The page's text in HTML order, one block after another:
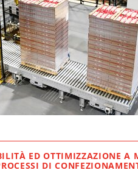
ED OTTIMIZZAZIONE A